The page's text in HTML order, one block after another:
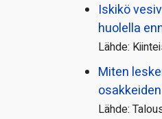
Iskikö
huolella
Lähde:
Miten
Lähde: